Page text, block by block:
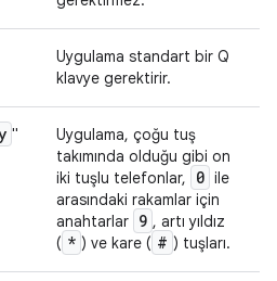
Uygulama standart bir Q
klavye gerektirir.
"
Uygulama, çoğu tuş
takımında olduğu gibi on
iki tuşlu telefonlar,
0 ile
arasındaki rakamlar için
anahtarlar 9 , artı yıldız
( * ) ve kare ( # ) tuşları.